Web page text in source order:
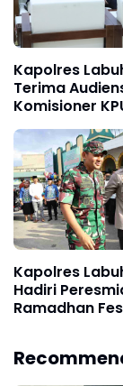
Kapolres
Terima
Komisioner
Labuhanbatu
Labura
Kapolres
Hadiri
Ramadhan